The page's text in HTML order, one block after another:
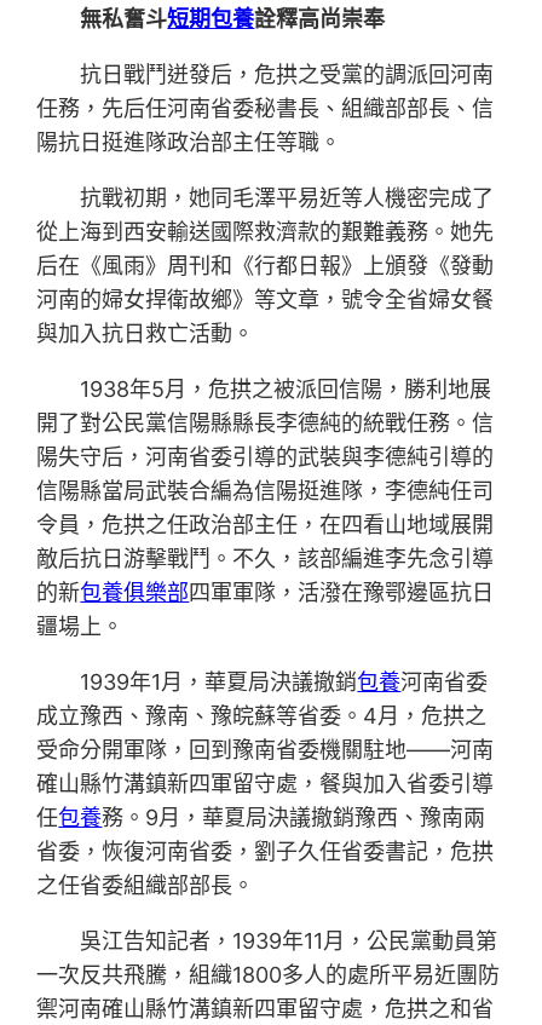
無私奮斗短期包養詮釋高尚崇奉
抗日戰鬥迸發后，危拱之受黨的調派回河南
任務，先后任河南省委秘書長、組織部部長、信
陽抗日挺進隊政治部主任等職。
抗戰初期，她同毛澤平易近等人機密完成了
從上海到西安輸送國際救濟款的艱難義務。她先
后在《風雨》周刊和《行都日報》上頒發《發動
河南的婦女捍衛故鄉》等文章，號令全省婦女餐
與加入抗日救亡活動。
1938年5月，危拱之被派回信陽，勝利地展
開了對公民黨信陽縣縣長李德純的統戰任務。信
陽失守后，河南省委引導的武裝與李德純引導的
信陽縣當局武裝合編為信陽挺進隊，李德純任司
令員，危拱之任政治部主任，在四看山地域展開
敵后抗日游擊戰鬥。不久，該部編進李先念引導
的新包養俱樂部四軍軍隊，活潑在豫鄂邊區抗日
疆場上。
1939年1月，華夏局決議撤銷包養河南省委
成立豫西、豫南、豫皖蘇等省委。4月，危拱之
受命分開軍隊，回到豫南省委機關駐地——河南
確山縣竹溝鎮新四軍留守處，餐與加入省委引導
任包養務。9月，華夏局決議撤銷豫西、豫南兩
省委，恢復河南省委，劉子久任省委書記，危拱
之任省委組織部部長。
吳江告知記者，1939年11月，公民黨動員第
一次反共飛騰，組織1800多人的處所平易近團防
禦河南確山縣竹溝鎮新四軍留守處，危拱之和省